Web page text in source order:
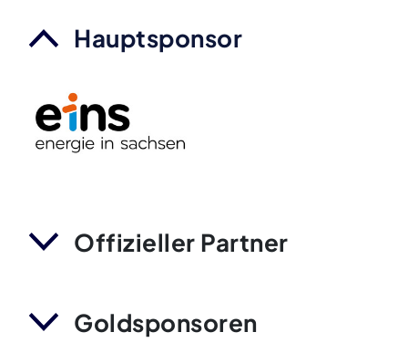
Hauptsponsor
Offizieller Partner
Goldsponsoren